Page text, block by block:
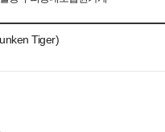
Tiger)